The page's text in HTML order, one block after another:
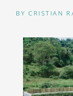
BYCRISTIAN